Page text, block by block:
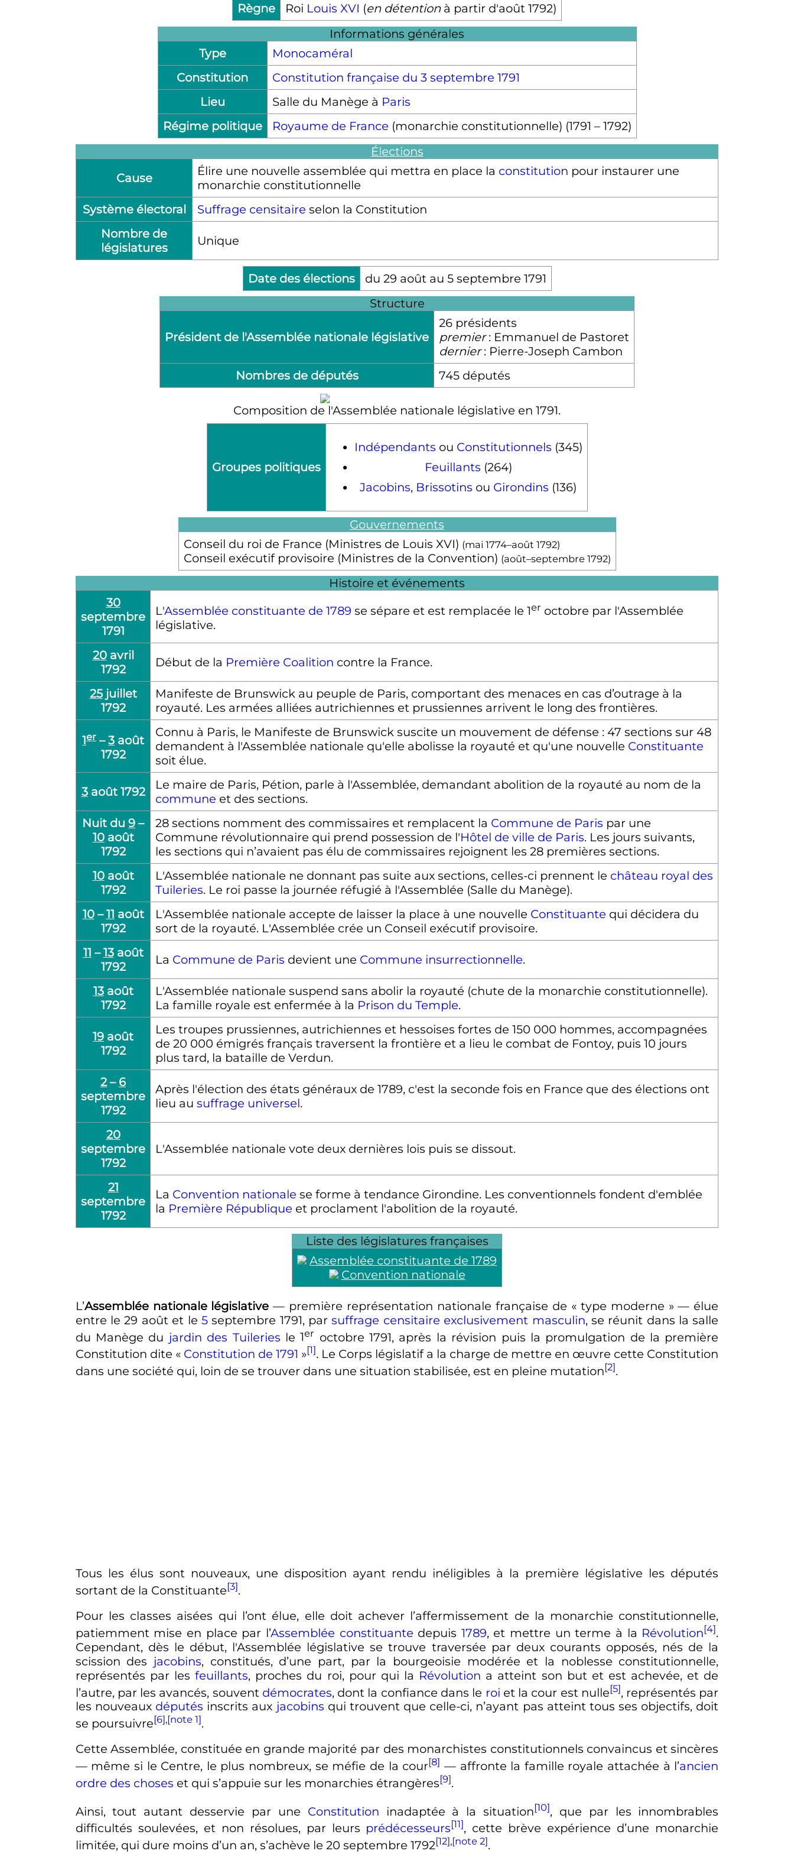
Règne
Roi Louis XVI (en détention à partir d'août 1792)
Informations générales
Type
Monocaméral
Constitution
Constitution française du 3 septembre 1791
Lieu
Salle du Manège à Paris
Régime politique
Royaume de France (monarchie constitutionnelle) (1791 – 1792)
Élections
Cause
Élire une nouvelle assemblée qui mettra en place la constitution pour instaurer une
monarchie constitutionnelle
Système électoral
Suffrage censitaire selon la Constitution
Nombre de
législatures
Unique
Date des élections
du 29 août au 5 septembre 1791
Structure
Président de l'Assemblée nationale législative
26 présidents
premier: Emmanuel de Pastoret
dernier: Pierre-Joseph Cambon
Nombres de députés
745 députés
Composition de l'Assemblée nationale législative en 1791.
Groupes politiques
Indépendants ou Constitutionnels (345)
Feuillants (264)
Jacobins, Brissotins ou Girondins (136)
Gouvernements
Conseil du roi de France (Ministres de Louis XVI) (mai 1774–août 1792)
Conseil exécutif provisoire (Ministres de la Convention) (août–septembre 1792)
Histoire et événements
30
septembre
1791
L'Assemblée constituante de 1789 se sépare et est remplacée le 1er octobre par l'Assemblée
législative.
20avril
1792
Début de la Première Coalition contre la France.
25juillet
1792
Manifeste de Brunswick au peuple de Paris, comportant des menaces en cas d’outrage à la
royauté. Les armées alliées autrichiennes et prussiennes arrivent le long des frontières.
1er –3 août
1792
Connu à Paris, le Manifeste de Brunswick suscite un mouvement de défense : 47 sections sur 48
demandent à l'Assemblée nationale qu'elle abolisse la royauté et qu'une nouvelle Constituante
soit élue.
3août 1792
Le maire de Paris, Pétion, parle à l'Assemblée, demandant abolition de la royauté au nom de la
commune et des sections.
Nuit du 9 –
10août
1792
28 sections nomment des commissaires et remplacent la Commune de Paris par une
Commune révolutionnaire qui prend possession de l'Hôtel de ville de Paris. Les jours suivants,
les sections qui n’avaient pas élu de commissaires rejoignent les 28 premières sections.
10août
1792
L'Assemblée nationale ne donnant pas suite aux sections, celles-ci prennent le château royal des
Tuileries. Le roi passe la journée réfugié à l'Assemblée (Salle du Manège).
10–11 août
1792
L'Assemblée nationale accepte de laisser la place à une nouvelle Constituante qui décidera du
sort de la royauté. L'Assemblée crée un Conseil exécutif provisoire.
11 –13août
1792
La Commune de Paris devient une Commune insurrectionnelle.
13août
1792
L'Assemblée nationale suspend sans abolir la royauté (chute de la monarchie constitutionnelle).
La famille royale est enfermée à la Prison du Temple.
19 août
1792
Les troupes prussiennes, autrichiennes et hessoises fortes de 150 000 hommes, accompagnées
de 20 000 émigrés français traversent la frontière et a lieu le combat de Fontoy, puis 10 jours
plus tard, la bataille de Verdun.
2– 6
septembre
1792
Après l'élection des états généraux de 1789, c'est la seconde fois en France que des élections ont
lieu au suffrage universel.
20
septembre
1792
L'Assemblée nationale vote deux dernières lois puis se dissout.
21
septembre
1792
La Convention nationale se forme à tendance Girondine. Les conventionnels fondent d'emblée
la Première République et proclament l'abolition de la royauté.
Liste des législatures françaises
Assemblée constituante de 1789
Convention nationale
L’Assemblée nationale législative — première représentation nationale française de « type moderne » — élue
entre le29 août et le 5septembre 1791, parsuffrage censitaire exclusivement masculin, se réunit dans la salle
du Manège du jardin des Tuileries le1er octobre 1791, après la révision puis la promulgation de la première
Constitution dite « Constitution de 1791 »[1]. Le Corps législatif a la charge de mettre en œuvre cette Constitution
dans une société qui, loin de se trouver dans une situation stabilisée, est en pleine mutation[2].
Tous les élus sont nouveaux, une disposition ayant rendu inéligibles à la première législative les députés
sortant de la Constituante[3].
Pour les classes aisées qui l’ont élue, elle doit achever l’affermissement de la monarchie constitutionnelle,
patiemment mise en place par l’Assemblée constituante depuis 1789, et mettre un terme à la Révolution[4].
Cependant, dès le début, l'Assemblée législative se trouve traversée par deux courants opposés, nés de la
scission des jacobins, constitués, d’une part, par la bourgeoisie modérée et la noblesse constitutionnelle,
représentés par lesfeuillants, proches du roi, pour qui la Révolution a atteint son but et est achevée, et de
l’autre, par les avancés, souvent démocrates, dont la confiance dans le roi et la cour est nulle[5], représentés par
les nouveaux députés inscrits aux jacobins qui trouvent que celle-ci, n’ayant pas atteint tous ses objectifs, doit
se poursuivre[6],[note 1].
Cette Assemblée, constituée en grande majorité par des monarchistes constitutionnels convaincus et sincères
— même si le Centre, le plus nombreux, se méfie de la cour[8] — affronte la famille royale attachée à l’ancien
ordre des choses et qui s’appuie sur les monarchies étrangères[9].
Ainsi, tout autant desservie par une Constitution inadaptée à la situation[10], que par les innombrables
difficultés soulevées, et non résolues, par leurs prédécesseurs[11], cette brève expérience d’une monarchie
limitée, qui dure moins d’un an, s’achève le 20 septembre 1792[12],[note 2].